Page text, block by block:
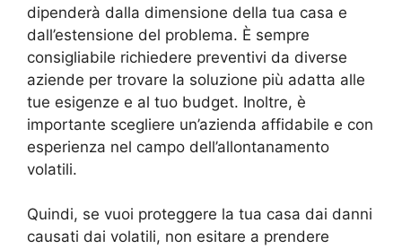
dipenderà dalla dimensione della tua casa e
dall’estensione del problema. È sempre
consigliabile richiedere preventivi da diverse
aziende per trovare la soluzione più adatta alle
tue esigenze e al tuo budget. Inoltre, è
importante scegliere un’azienda affidabile e con
esperienza nel campo dell’allontanamento
volatili.
Quindi, se vuoi proteggere la tua casa dai danni
causati dai volatili, non esitare a prendere